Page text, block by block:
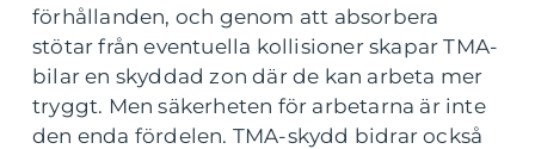
förhållanden, och genom att absorbera
stötar från eventuella kollisioner skapar TMA-
bilar en skyddad zon där de kan arbeta mer
tryggt. Men säkerheten för arbetarna är inte
den enda fördelen. TMA-skydd bidrar också